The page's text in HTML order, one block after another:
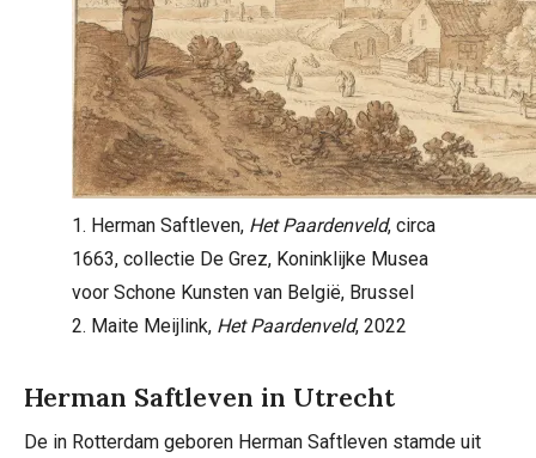
1. Herman Saftleven, Het Paardenveld, circa
1663, collectie De Grez, Koninklijke Musea
voor Schone Kunsten van België, Brussel
2. Maite Meijlink, Het Paardenveld, 2022
Herman Saftleven in Utrecht
De in Rotterdam geboren Herman Saftleven stamde uit